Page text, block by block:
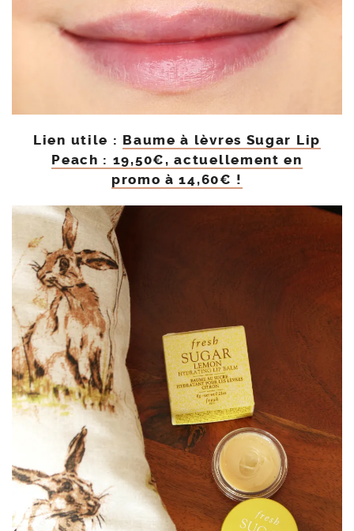
Lien utile : Baume à lèvres Sugar Lip
Peach : 19,50€, actuellement en
promo à 14,60€ !